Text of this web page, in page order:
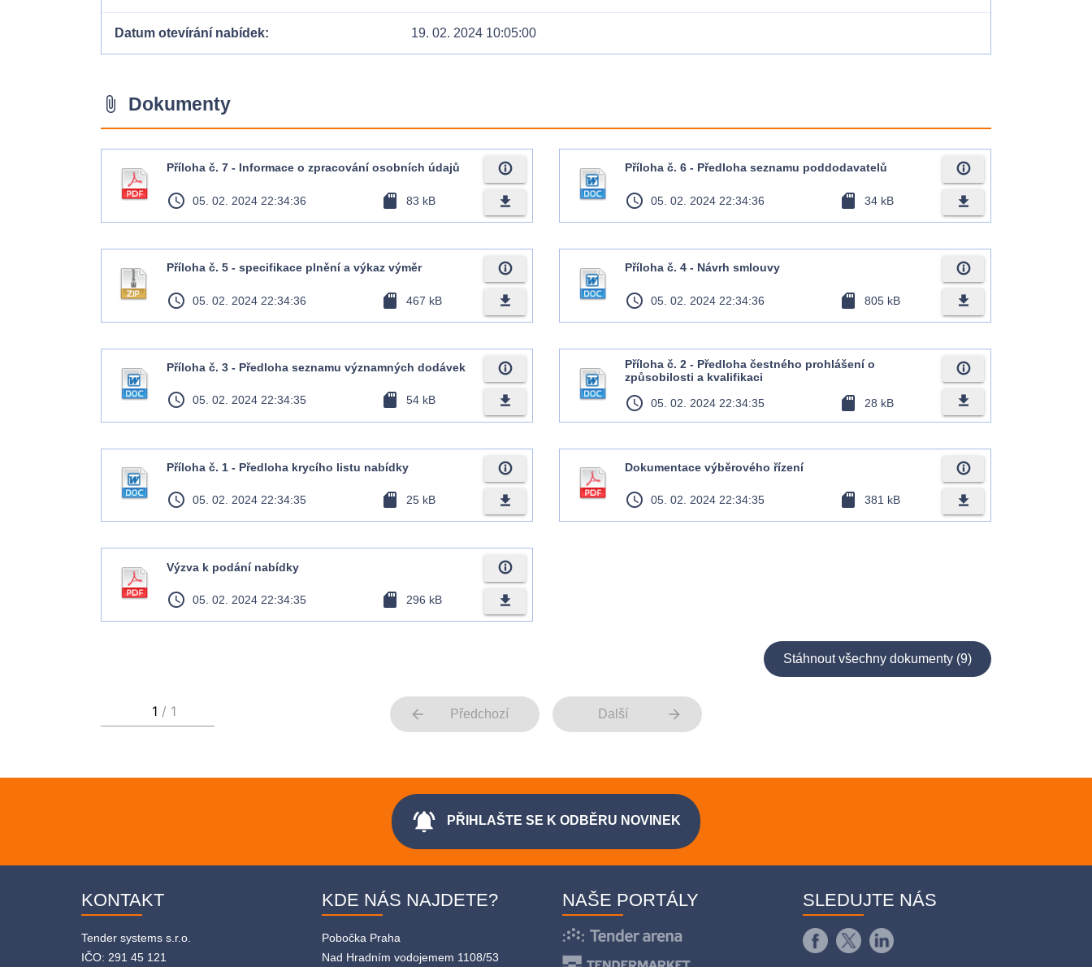
Datum otevírání nabídek 19. 02. 2024 10:05:00
attach_file Dokumenty
Příloha č. 7 - Informace o zpracování osobních údajů
access_time 05. 02. 2024 22:34:36 sd_card 83 kB
info_outline
file_download
Příloha č. 6 - Předloha seznamu poddodavatelů
access_time 05. 02. 2024 22:34:36 sd_card 34 kB
info_outline
file_download
Příloha č. 5 - specifikace plnění a výkaz výměr
access_time 05. 02. 2024 22:34:36 sd_card 467 kB
info_outline
file_download
Příloha č. 4 - Návrh smlouvy
access_time 05. 02. 2024 22:34:36 sd_card 805 kB
info_outline
file_download
Příloha č. 3 - Předloha seznamu významných dodávek
access_time 05. 02. 2024 22:34:35 sd_card 54 kB
info_outline
file_download
Příloha č. 2 - Předloha čestného prohlášení o
způsobilosti a kvalifikaci
access_time 05. 02. 2024 22:34:35 sd_card 28 kB
info_outline
file_download
Příloha č. 1 - Předloha krycího listu nabídky
access_time 05. 02. 2024 22:34:35 sd_card 25 kB
info_outline
file_download
Dokumentace výběrového řízení
access_time 05. 02. 2024 22:34:35 sd_card 381 kB
info_outline
file_download
Výzva k podání nabídky
access_time 05. 02. 2024 22:34:35 sd_card 296 kB
info_outline
file_download
Stáhnout všechny dokumenty (9)
arrow_back Předchozí Další arrow_forward
notifications_active PŘIHLAŠTE SE K ODBĚRU NOVINEK
KONTAKT
Tender systems s.r.o.
IČO: 291 45 121
KDE NÁS NAJDETE?
Pobočka Praha
Nad Hradním vodojemem 1108/53
NAŠE PORTÁLY SLEDUJTE NÁS